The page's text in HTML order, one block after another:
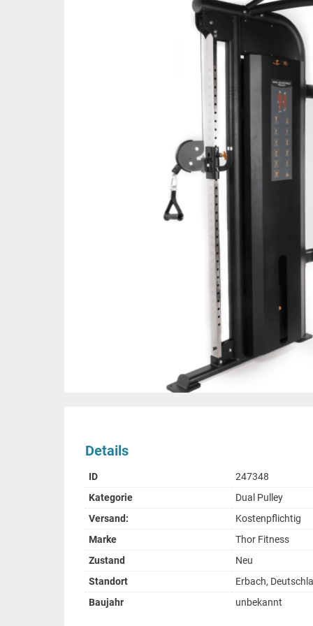
Details
ID
247348
Kategorie
Dual Pulley
Versand:
Kostenpflichtig
Marke
Thor Fitness
Zustand
Neu
Standort
Erbach,
Baujahr
unbekannt